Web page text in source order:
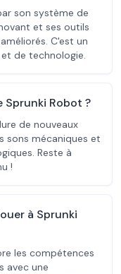
son système de
et ses outils
C'est un
de technologie.
Sprunki Robot ?
de nouveaux
sons mécaniques et
Reste à
!
à Sprunki
les compétences
avec une